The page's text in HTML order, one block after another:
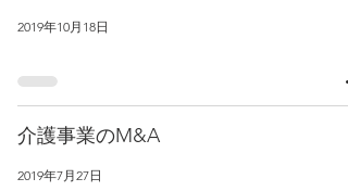
2019年10月18日
介護事業のM&A
2019年7月27日